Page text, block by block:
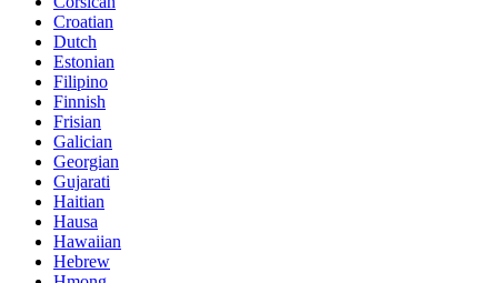
Croatian
Dutch
Estonian
Filipino
Finnish
Frisian
Galician
Georgian
Gujarati
Haitian
Hausa
Hawaiian
Hebrew